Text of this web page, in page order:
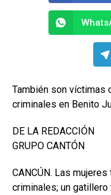
También son víctimas
criminales en Benito
DE LA REDACCIÓN
GRUPO CANTÓN
CANCÚN. Las
criminales; un gatillero